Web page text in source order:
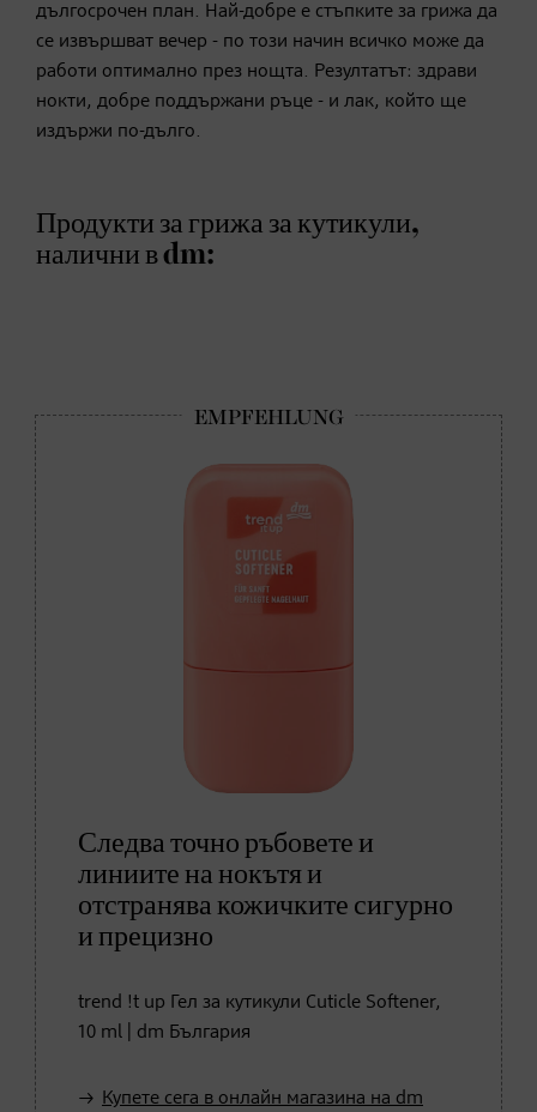
дългосрочен план. Най-добре е стъпките за грижа да
се извършват вечер - по този начин всичко може да
работи оптимално през нощта. Резултатът: здрави
нокти, добре поддържани ръце - и лак, който ще
издържи по-дълго.
Продукти за грижа за кутикули,
налични в dm:
Следва точно ръбовете и
линиите на нокътя и
отстранява кожичките сигурно
и прецизно
trend !t up Гел за кутикули Cuticle Softener,
10 ml | dm България
Купете сега в онлайн магазина на dm